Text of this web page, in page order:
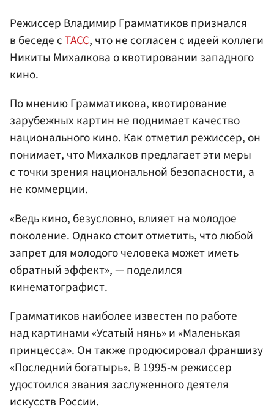
Режиссер ВладимирГрамматиковпризнался
в беседе сТАСС, что не согласен с идеей коллеги
Никиты Михалковао квотировании западного
кино.
По мнению Грамматикова, квотирование
зарубежных картин не поднимает качество
национального кино. Как отметил режиссер, он
понимает, что Михалков предлагает эти меры
с точки зрения национальной безопасности, а
не коммерции.
«Ведь кино, безусловно, влияет на молодое
поколение. Однако стоит отметить, что любой
запрет для молодого человека может иметь
обратный эффект», — поделился
кинематографист.
Грамматиков наиболее известен по работе
над картинами «Усатый нянь» и «Маленькая
принцесса». Он также продюсировал франшизу
«Последний богатырь». В 1995-м режиссер
удостоился звания заслуженного деятеля
искусств России.